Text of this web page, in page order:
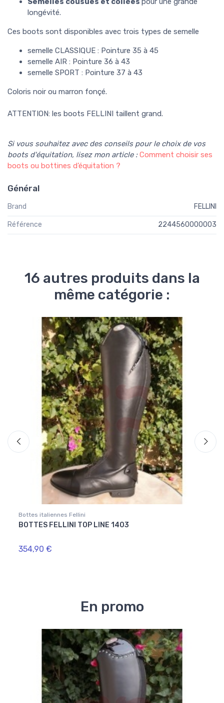
longévité.
Ces boots sont disponibles avec trois types de semelle
semelle CLASSIQUE : Pointure 35 à 45
semelle AIR : Pointure 36 à 43
semelle SPORT : Pointure 37 à 43
Coloris noir ou marron fonçé.
ATTENTION: les boots FELLINI taillent grand.
Si vous souhaitez avec des conseils pour le choix de vos
boots d'équitation, lisez mon article :Comment choisir ses
boots ou bottines d’équitation ?
Général
Brand FELLINI
Référence 2244560000003
16 autres produits dans la
même catégorie :
Bottes italiennes Fellini
BOTTES FELLINI TOP LINE 1403
354,90 €
En promo